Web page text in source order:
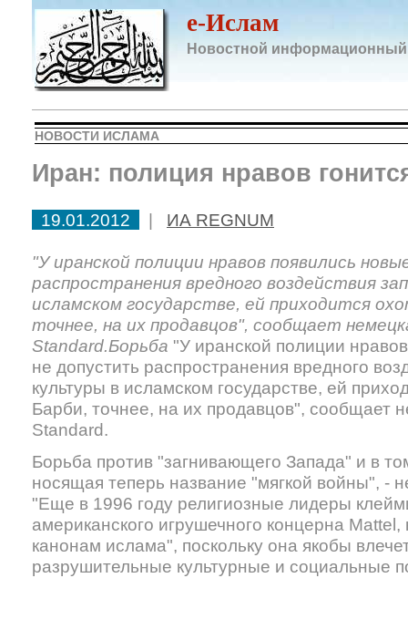
e-Ислам
Новостной информационный
НОВОСТИ ИСЛАМА
Иран: полиция нравов
19.01.2012 | ИА REGNUM
"У иранской полиции нравов появились
распространения вредного воздействия
исламском государстве, ей приходится
точнее, на их продавцов", сообщает
Standard.Борьба "У иранской полиции
не допустить распространения вредного
культуры в исламском государстве, ей
Барби, точнее, на их продавцов", сообщает
Standard.
Борьба против "загнивающего Запада" и в
носящая теперь название "мягкой войны", -
"Еще в 1996 году религиозные лидеры
американского игрушечного концерна
канонам ислама", поскольку она якобы
разрушительные культурные и социальные